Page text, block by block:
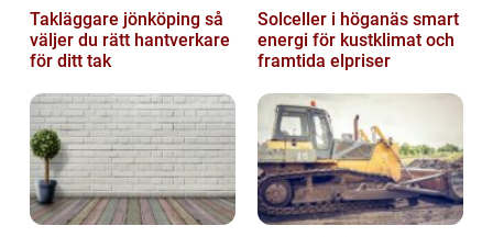
Takläggare jönköping så
väljer du rätt hantverkare
för ditt tak
Solceller i höganäs smart
energi för kustklimat och
framtida elpriser